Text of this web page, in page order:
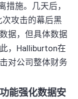
施。几天后，
攻击的幕后黑
据，但具体数据
，Halliburton在
对公司整体财务
能强化数据安